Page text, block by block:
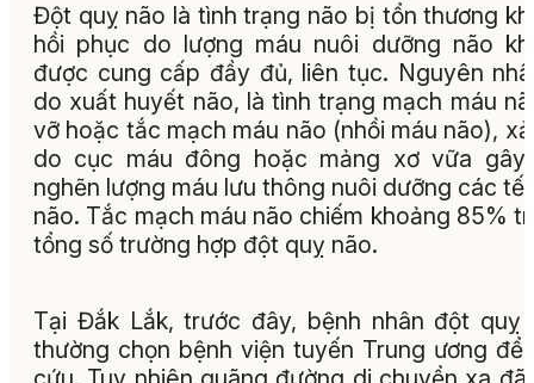
Đột quỵ não là tình trạng não bị tổn thương
hồi phục do lượng máu nuôi dưỡng não
được cung cấp đầy đủ, liên tục. Nguyên
do xuất huyết não, là tình trạng mạch máu
vỡ hoặc tắc mạch máu não (nhồi máu não),
do cục máu đông hoặc mảng xơ vữa gây
nghẽn lượng máu lưu thông nuôi dưỡng các tế
não. Tắc mạch máu não chiếm khoảng 85%
tổng số trường hợp đột quỵ não.
Tại Đắk Lắk, trước đây, bệnh nhân đột quỵ
thường chọn bệnh viện tuyến Trung ương để